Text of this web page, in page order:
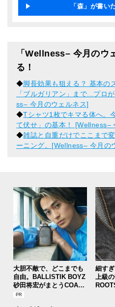
「森」が書い
「Wellness– 今月のウ
る！
◆脚長効果も狙える？ 基本の
「ブルガリアン」まで...プロ
ss– 今月のウェルネス]
◆Tシャツ1枚でキマる体へ。
て伏せ」の基本！ [Wellness–
◆雑誌と自重だけでここまで
ーニング。[Wellness– 今月の
大胆不敵で、どこまでも
自由。BALLISTIK BOYZ
砂田将宏がまとうCOACH
の新作フレグランス「コ
細す
上級